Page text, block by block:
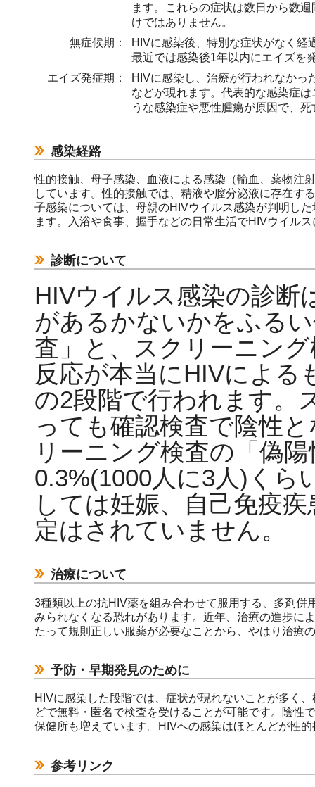
ます。これらの症状は数日から数
けではありません。
無症候期：
HIVに感染後、特別な症状がなく経
最近では感染後1年以内にエイズを
エイズ発症期：
HIVに感染し、治療が行われなかっ
などが現れます。代表的な感染症
うな感染症や悪性腫瘍が原因で、
感染経路
性的接触、母子感染、血液による感染（輸血、薬物注
しています。性的接触では、精液や膣分泌液に存在す
子感染については、母親のHIVウイルス感染が判明し
ます。入浴や食事、握手などの日常生活でHIVウイル
診断について
HIVウイルス感染の診断
があるかないかをふる
査」と、スクリーニン
反応が本当にHIVによる
の2段階で行われます。
っても確認検査で陰性
リーニング検査の「偽
0.3%(1000人に3人)くら
しては妊娠、自己免疫
定はされていません。
治療について
3種類以上の抗HIV薬を組み合わせて服用する、多剤
みられなくなる恐れがあります。近年、治療の進歩に
たって規則正しい服薬が必要なことから、やはり治療
予防・早期発見のために
HIVに感染した段階では、症状が現れないことが多く
どで無料・匿名で検査を受けることが可能です。陰性
保健所も増えています。HIVへの感染はほとんどが性
参考リンク